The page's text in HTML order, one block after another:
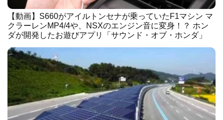
【動画】S660がアイルトンセナが乗っていたF1マシン マ
クラーレンMP4/4や、NSXのエンジン音に変身！？ ホン
ダが開発したお遊びアプリ「サウンド・オブ・ホンダ」